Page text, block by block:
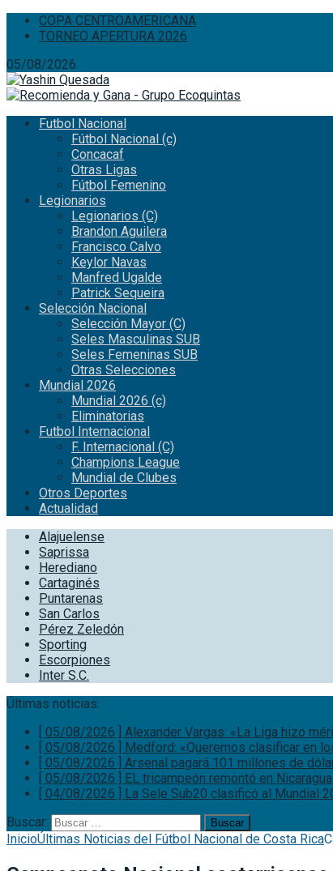
COPA CENTROAMERICANA
TORNEO APERTURA 2026
05/08/2026
Futbol Nacional
Fútbol Nacional (c)
Concacaf
Otras Ligas
Fútbol Femenino
Legionarios
Legionarios (C)
Brandon Aguilera
Francisco Calvo
Keylor Navas
Manfred Ugalde
Patrick Sequeira
Selección Nacional
Selección Mayor (C)
Seles Masculinas SUB
Seles Femeninas SUB
Otras Selecciones
Mundial 2026
Mundial 2026 (c)
Eliminatorias
Futbol Internacional
F. Internacional (C)
Champions League
Mundial de Clubes
Otros Deportes
Actualidad
Alajuelense
Saprissa
Herediano
Cartaginés
Puntarenas
San Carlos
Pérez Zeledón
Sporting
Escorpiones
Inter S.C.
Últimas noticias:
[ 05/08/2026 ] Alexander Vargas: «La Liga hizo
[ 05/08/2026 ] Medford: «Queremos clasificar en
[ 05/08/2026 ] Arsenal pagará 101 millones de
[ 05/08/2026 ] EL tricampeón remontó en Nicaragua
[ 04/08/2026 ] La Sele Sub20 clasificó al Mundial
Buscar:
InicioÚltimas Noticias del Fútbol Nacional de Costa Rica